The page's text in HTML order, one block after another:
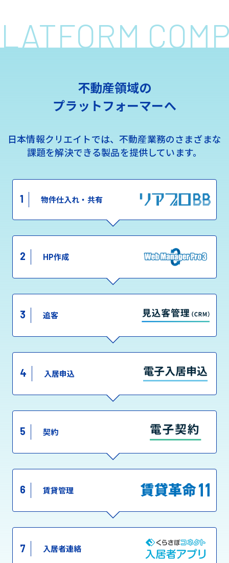
不動産領域の
プラットフォーマーへ
日本情報クリエイトでは、不動産業務のさまざまな
課題を解決できる製品を提供しています。
1 物件仕入れ・共有
2 HP作成
3 追客
4 入居申込
5 契約
6 賃貸管理
7 入居者連絡